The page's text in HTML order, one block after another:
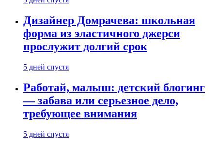
Дизайнер Домрачева: школьная
форма из эластичного джерси
прослужит долгий срок
5 дней спустя
Работай, малыш: детский блогинг
— забава или серьезное дело,
требующее внимания
5 дней спустя